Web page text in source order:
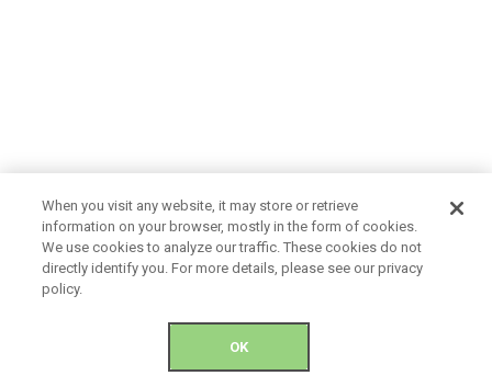
When you visit any website, it may store or retrieve
information on your browser, mostly in the form of cookies.
We use cookies to analyze our traffic. These cookies do not
directly identify you. For more details, please see our privacy
policy.
OK